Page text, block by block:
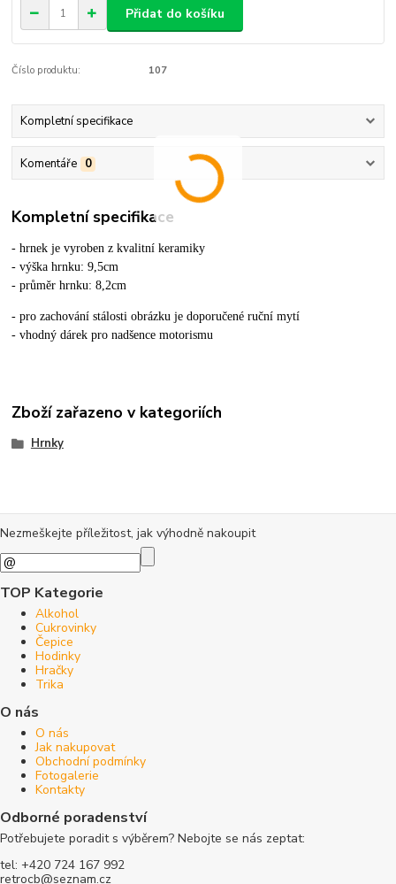
Přidat do košíku
Číslo produktu: 107
Kompletní specifikace
Komentáře 0
Kompletní specifikace
- hrnek je vyroben z kvalitní keramiky
- výška hrnku: 9,5cm
- průměr hrnku: 8,2cm
- pro zachování stálosti obrázku je doporučené ruční mytí
- vhodný dárek pro nadšence motorismu
Zboží zařazeno v kategoriích
Hrnky
Nezmeškejte příležitost, jak výhodně nakoupit
TOP Kategorie
Alkohol
Cukrovinky
Čepice
Hodinky
Hračky
Trika
O nás
O nás
Jak nakupovat
Obchodní podmínky
Fotogalerie
Kontakty
Odborné poradenství
Potřebujete poradit s výběrem? Nebojte se nás zeptat:
tel: +420 724 167 992
retrocb@seznam.cz